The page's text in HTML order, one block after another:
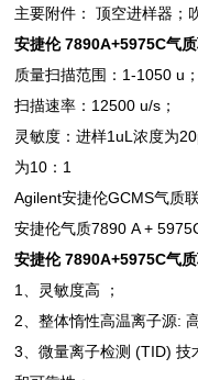
主要附件： 顶空进样器；
安捷伦 7890A+5975C气
质量扫描范围：1-1050 u；
扫描速率：12500 u/s；
灵敏度：进样1uL浓度为
为10：1
Agilent安捷伦GCMS气质
安捷伦气质7890 A +
安捷伦 7890A+5975C气
1、灵敏度高 ；
2、整体惰性高温离子源:
3、微量离子检测 (TID) 技